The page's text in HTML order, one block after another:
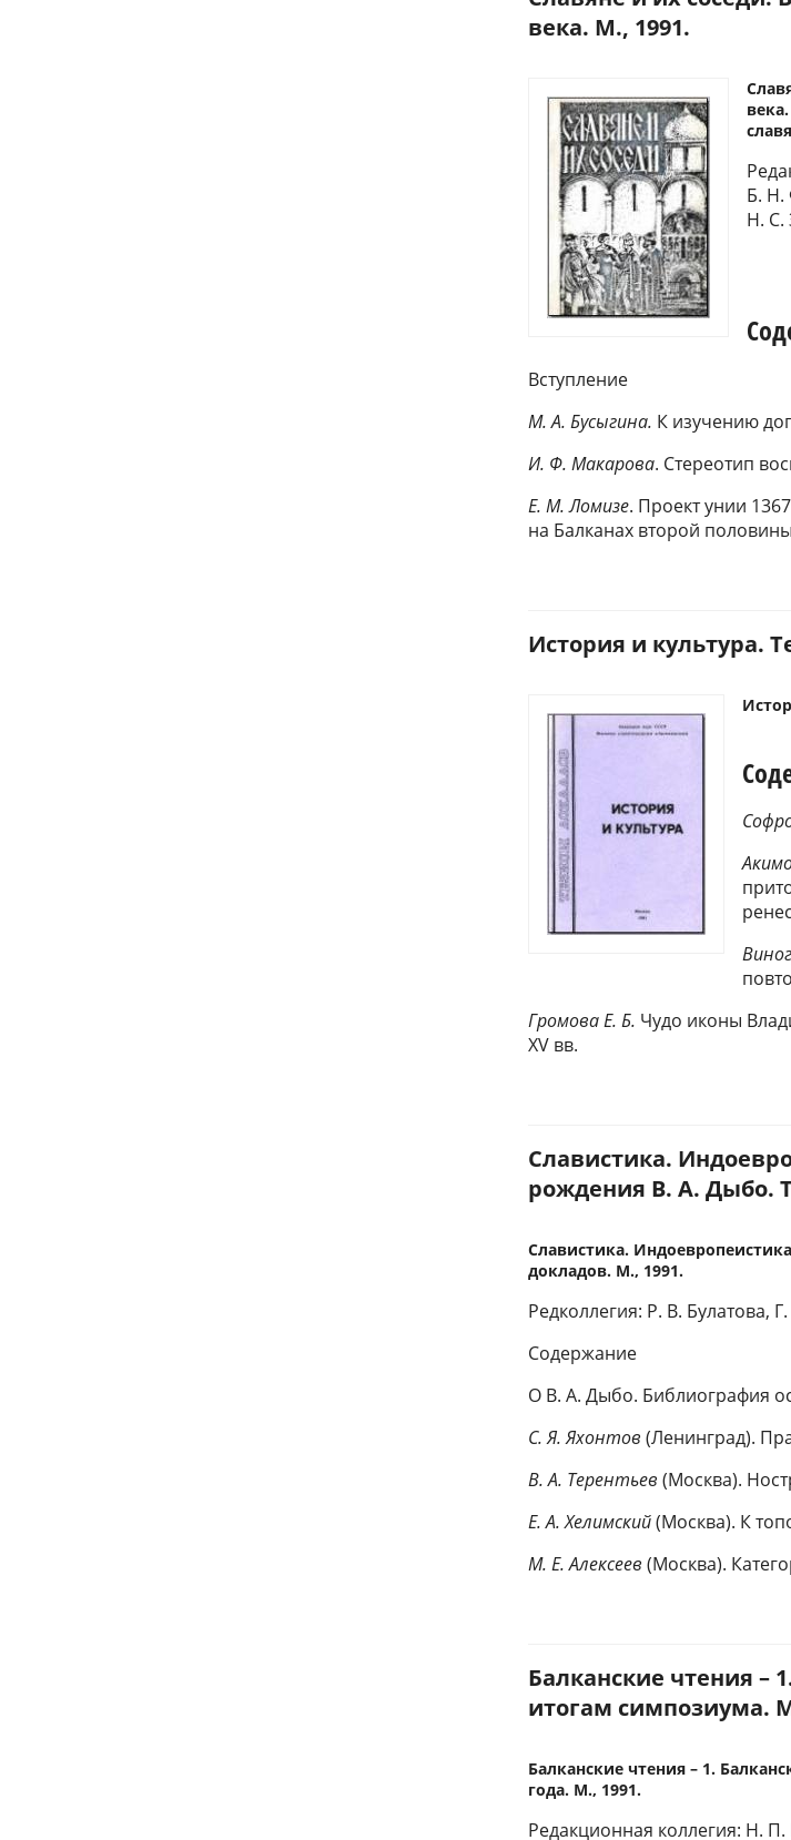
века. М., 1991.
Б. Н.
Н. С.
Вступление
М. А. Бусыгина. К изучению
И. Ф. Макарова. Стереотип
Е. М. Ломизе. Проект унии
на Балканах второй
История и культура.
Громова Е. Б. Чудо иконы
XV вв.
Славистика.
рождения В. А. Дыбо.
Славистика.
докладов. М., 1991.
Редколлегия: Р. В. Булатова,
Содержание
О В. А. Дыбо. Библиография
С. Я. Яхонтов (Ленинград).
В. А. Терентьев (Москва).
Е. А. Хелимский(Москва). К
М. Е. Алексеев (Москва).
Балканские чтения –
итогам симпозиума.
Балканские чтения – 1.
года. М., 1991.
Редакционная коллегия: Н.